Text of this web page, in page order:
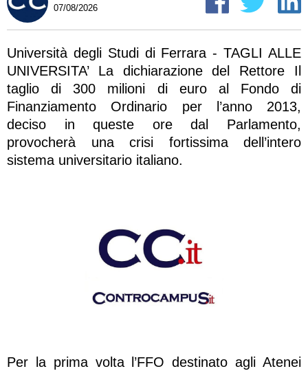
07/08/2026
Università degli Studi di Ferrara - TAGLI ALLE
UNIVERSITA’ La dichiarazione del Rettore Il
taglio di 300 milioni di euro al Fondo di
Finanziamento Ordinario per l’anno 2013,
deciso in queste ore dal Parlamento,
provocherà una crisi fortissima dell’intero
sistema universitario italiano.
Per la prima volta l’FFO destinato agli Atenei